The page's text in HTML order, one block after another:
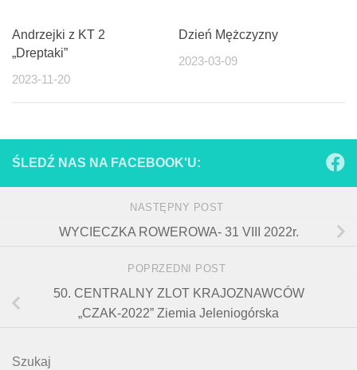
Andrzejki z KT 2
„Dreptaki”
2023-11-20
Dzień Mężczyzny
2023-03-09
ŚLEDŹ NAS NA FACEBOOK'U:
NASTĘPNY POST
WYCIECZKA ROWEROWA- 31 VIII 2022r.
POPRZEDNI POST
50. CENTRALNY ZLOT KRAJOZNAWCÓW
„CZAK-2022” Ziemia Jeleniogórska
Szukaj